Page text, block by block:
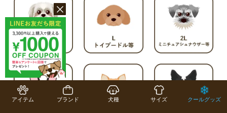
アイテム ブランド 犬種 サイズ クールグッズ